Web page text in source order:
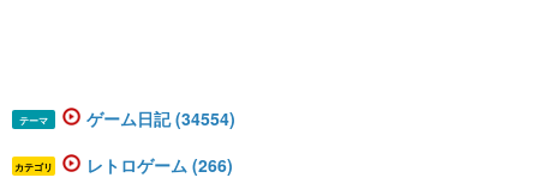
テーマ ゲーム日記 (34554)
カテゴリ レトロゲーム (266)